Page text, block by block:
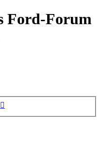
Ford-Forum